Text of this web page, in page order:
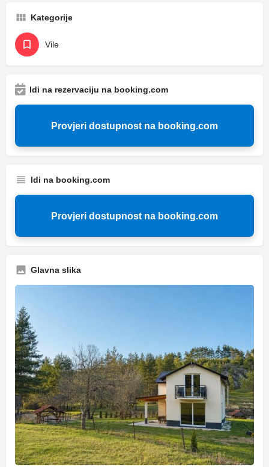
Kategorije
Vile
Idi na rezervaciju na booking.com
Provjeri dostupnost na booking.com
Idi na booking.com
Provjeri dostupnost na booking.com
Glavna slika